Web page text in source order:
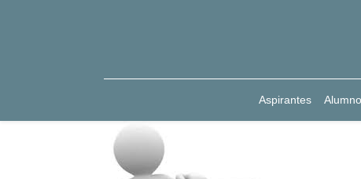
Aspirantes